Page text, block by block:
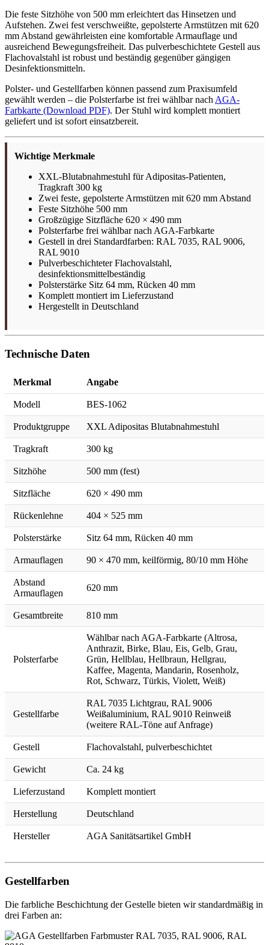
Die feste Sitzhöhe von 500 mm erleichtert das Hinsetzen und
Aufstehen. Zwei fest verschweißte, gepolsterte Armstützen mit 620
mm Abstand gewährleisten eine komfortable Armauflage und
ausreichend Bewegungsfreiheit. Das pulverbeschichtete Gestell aus
Flachovalstahl ist robust und beständig gegenüber gängigen
Desinfektionsmitteln.
Polster- und Gestellfarben können passend zum Praxisumfeld
gewählt werden – die Polsterfarbe ist frei wählbar nach AGA-
Farbkarte (Download PDF). Der Stuhl wird komplett montiert
geliefert und ist sofort einsatzbereit.
Wichtige Merkmale
XXL-Blutabnahmestuhl für Adipositas-Patienten,
Tragkraft 300 kg
Zwei feste, gepolsterte Armstützen mit 620 mm Abstand
Feste Sitzhöhe 500 mm
Großzügige Sitzfläche 620 × 490 mm
Polsterfarbe frei wählbar nach AGA-Farbkarte
Gestell in drei Standardfarben: RAL 7035, RAL 9006,
RAL 9010
Pulverbeschichteter Flachovalstahl,
desinfektionsmittelbeständig
Polsterstärke Sitz 64 mm, Rücken 40 mm
Komplett montiert im Lieferzustand
Hergestellt in Deutschland
Technische Daten
Merkmal Angabe
Modell BES-1062
Produktgruppe XXL Adipositas Blutabnahmestuhl
Tragkraft 300 kg
Sitzhöhe 500 mm (fest)
Sitzfläche 620 × 490 mm
Rückenlehne 404 × 525 mm
Polsterstärke Sitz 64 mm, Rücken 40 mm
Armauflagen 90 × 470 mm, keilförmig, 80/10 mm Höhe
Abstand
Armauflagen
620 mm
Gesamtbreite 810 mm
Polsterfarbe
Wählbar nach AGA-Farbkarte (Altrosa,
Anthrazit, Birke, Blau, Eis, Gelb, Grau,
Grün, Hellblau, Hellbraun, Hellgrau,
Kaffee, Magenta, Mandarin, Rosenholz,
Rot, Schwarz, Türkis, Violett, Weiß)
Gestellfarbe
RAL 7035 Lichtgrau, RAL 9006
Weißaluminium, RAL 9010 Reinweiß
(weitere RAL-Töne auf Anfrage)
Gestell Flachovalstahl, pulverbeschichtet
Gewicht Ca. 24 kg
Lieferzustand Komplett montiert
Herstellung Deutschland
Hersteller AGA Sanitätsartikel GmbH
Gestellfarben
Die farbliche Beschichtung der Gestelle bieten wir standardmäßig in
drei Farben an: